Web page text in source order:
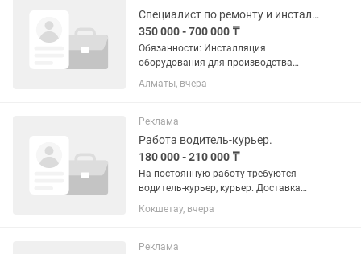
проживающие в г....
Специалист по ремонту и инсталляции оборудования
350 000 - 700 000 ₸
Обязанности: Инсталляция
оборудования для производства
рекламы (широкоформатные
принтеры, лазерные и фрезерные
плоттеры и т.д.) Гарантийное и после
гарантийное...
Алматы, вчера
Реклама
Работа водитель-курьер.
180 000 - 210 000 ₸
На постоянную работу требуются
водитель-курьер, курьер. Доставка
почты по городу и области,
сопровождение грузов по РК.
Курьер обслуживает маршруты по
Кокшетау, вчера
Реклама